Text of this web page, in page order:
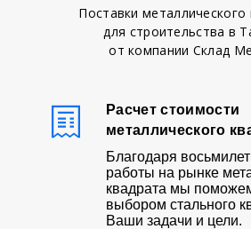
Поставки металлического
для строительства в
от компании Склад
Расчет стоимости
металлического
Благодаря
работы на рынке
квадрата мы
выбором стального
Ваши задачи и цели.